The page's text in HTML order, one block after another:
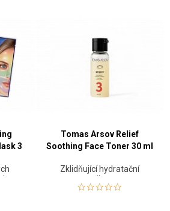
3
Tomas Arsov Relief
Soothing Face Toner 30 ml
Zklidňující hydratační
tonikum